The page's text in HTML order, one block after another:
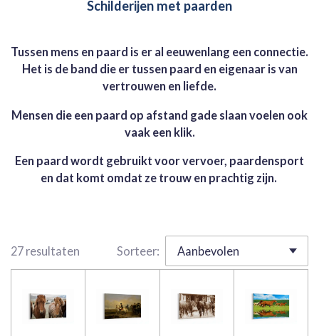
Schilderijen met paarden
Tussen mens en paard is er al eeuwenlang een connectie.
Het is de band die er tussen paard en eigenaar is van
vertrouwen en liefde.
Mensen die een paard op afstand gade slaan voelen ook
vaak een klik.
Een paard wordt gebruikt voor vervoer, paardensport
en dat komt omdat ze trouw en prachtig zijn.
27 resultaten Sorteer: